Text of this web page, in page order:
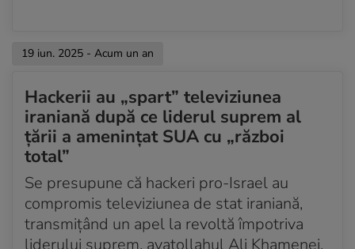
19 iun. 2025 - Acum un an
Hackerii au „spart” televiziunea
iraniană după ce liderul suprem al
țării a amenințat SUA cu „război
total”
Se presupune că hackeri pro-Israel au
compromis televiziunea de stat iraniană,
transmițând un apel la revoltă împotriva
liderului suprem, ayatollahul Ali Khamenei.